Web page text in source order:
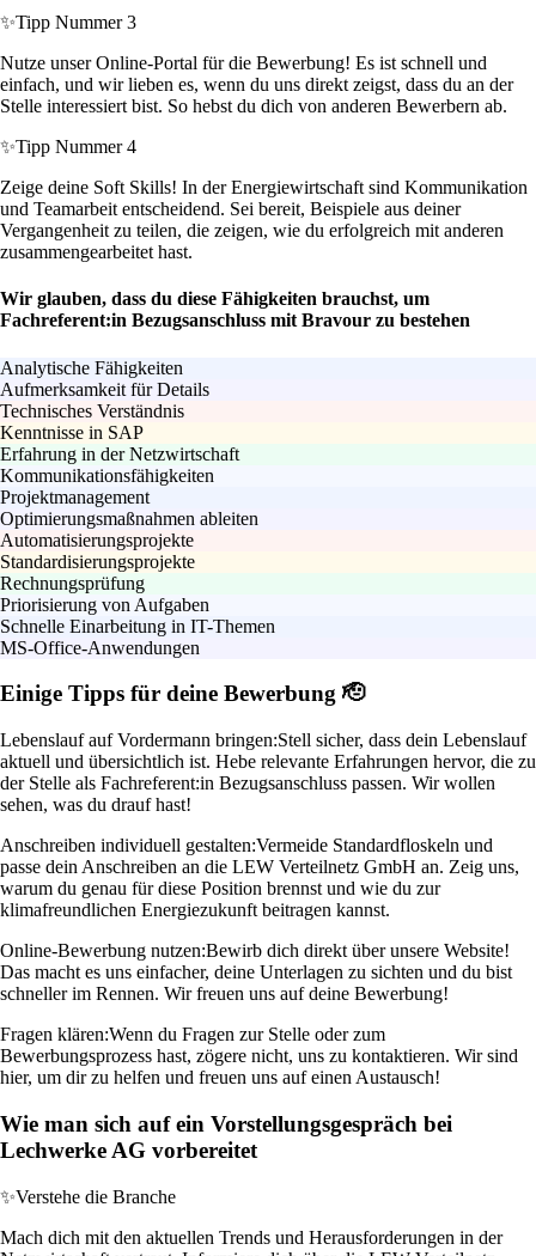
✨Tipp Nummer 3
Nutze unser Online-Portal für die Bewerbung! Es ist schnell und
einfach, und wir lieben es, wenn du uns direkt zeigst, dass du an der
Stelle interessiert bist. So hebst du dich von anderen Bewerbern ab.
✨Tipp Nummer 4
Zeige deine Soft Skills! In der Energiewirtschaft sind Kommunikation
und Teamarbeit entscheidend. Sei bereit, Beispiele aus deiner
Vergangenheit zu teilen, die zeigen, wie du erfolgreich mit anderen
zusammengearbeitet hast.
Wir glauben, dass du diese Fähigkeiten brauchst, um
Fachreferent:in Bezugsanschluss mit Bravour zu bestehen
Analytische Fähigkeiten
Aufmerksamkeit für Details
Technisches Verständnis
Kenntnisse in SAP
Erfahrung in der Netzwirtschaft
Kommunikationsfähigkeiten
Projektmanagement
Optimierungsmaßnahmen ableiten
Automatisierungsprojekte
Standardisierungsprojekte
Rechnungsprüfung
Priorisierung von Aufgaben
Schnelle Einarbeitung in IT-Themen
MS-Office-Anwendungen
Einige Tipps für deine Bewerbung 🫡
Lebenslauf auf Vordermann bringen:Stell sicher, dass dein Lebenslauf
aktuell und übersichtlich ist. Hebe relevante Erfahrungen hervor, die zu
der Stelle als Fachreferent:in Bezugsanschluss passen. Wir wollen
sehen, was du drauf hast!
Anschreiben individuell gestalten:Vermeide Standardfloskeln und
passe dein Anschreiben an die LEW Verteilnetz GmbH an. Zeig uns,
warum du genau für diese Position brennst und wie du zur
klimafreundlichen Energiezukunft beitragen kannst.
Online-Bewerbung nutzen:Bewirb dich direkt über unsere Website!
Das macht es uns einfacher, deine Unterlagen zu sichten und du bist
schneller im Rennen. Wir freuen uns auf deine Bewerbung!
Fragen klären:Wenn du Fragen zur Stelle oder zum
Bewerbungsprozess hast, zögere nicht, uns zu kontaktieren. Wir sind
hier, um dir zu helfen und freuen uns auf einen Austausch!
Wie man sich auf ein Vorstellungsgespräch bei
Lechwerke AG vorbereitet
✨Verstehe die Branche
Mach dich mit den aktuellen Trends und Herausforderungen in der